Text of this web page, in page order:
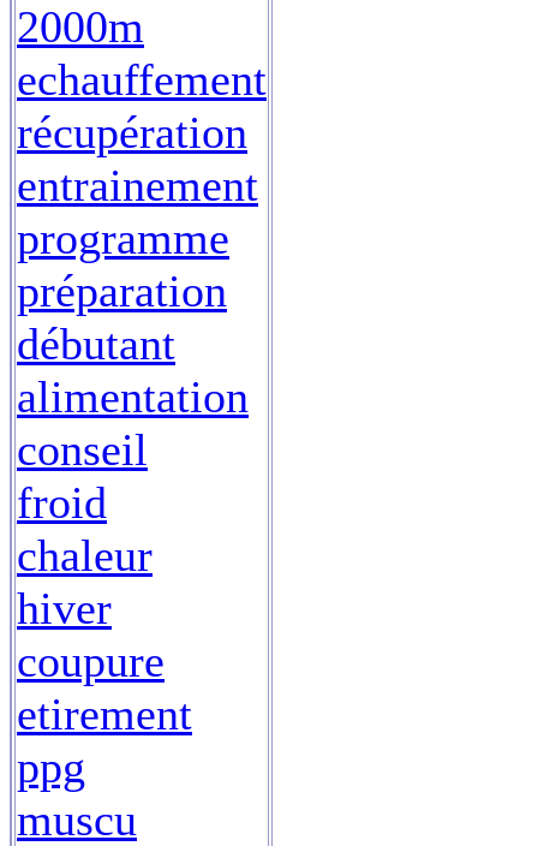
2000m
echauffement
récupération
entrainement
programme
préparation
débutant
alimentation
conseil
froid
chaleur
hiver
coupure
etirement
ppg
muscu